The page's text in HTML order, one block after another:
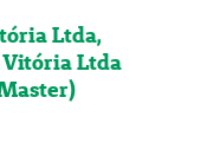
Ltda,
Vitória Ltda